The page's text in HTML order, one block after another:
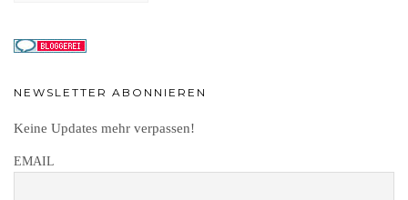
NEWSLETTER ABONNIEREN
Keine Updates mehr verpassen!
EMAIL